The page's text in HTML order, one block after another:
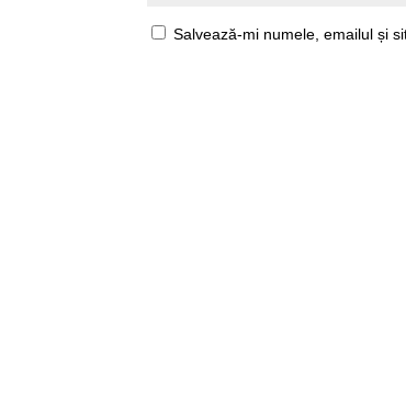
Salvează-mi numele, emailul și